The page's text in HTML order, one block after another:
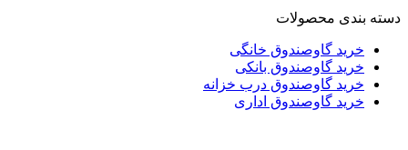
دسته بندی محصولات
خرید گاوصندوق خانگی
خرید گاوصندوق بانکی
خرید گاوصندوق درب خزانه
خرید گاوصندوق اداری